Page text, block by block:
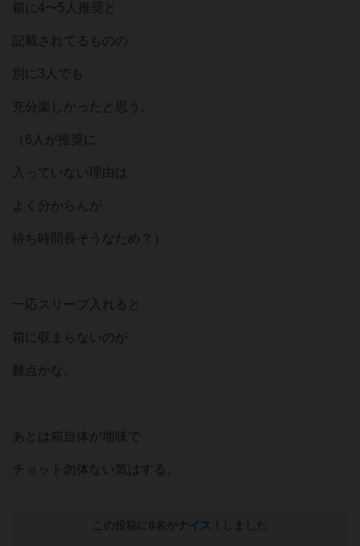
箱に4〜5人推奨と
記載されてるものの
別に3人でも
充分楽しかったと思う。
（6人が推奨に
入っていない理由は
よく分からんが
待ち時間長そうなため？）
一応スリーブ入れると
箱に収まらないのが
難点かな。
あとは箱自体が地味で
チョット勿体ない気はする。
この投稿に 0名がナイス！ しました